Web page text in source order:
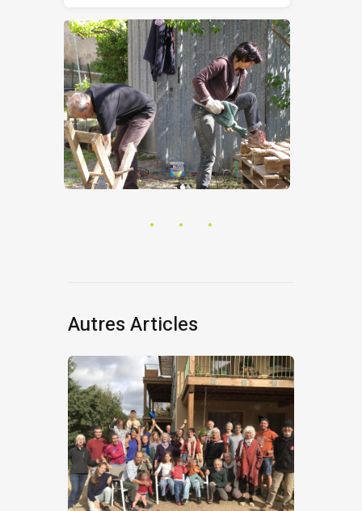
Autres Articles